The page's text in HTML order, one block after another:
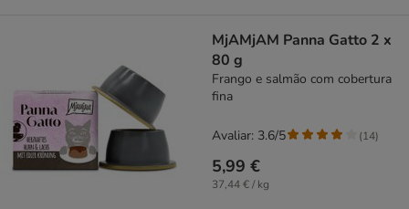
MjAMjAM Panna Gatto 2 x
80 g
Frango e salmão com cobertura
fina
5,99 €
37,44 € / kg
Avaliar: 3.6/5 (14)